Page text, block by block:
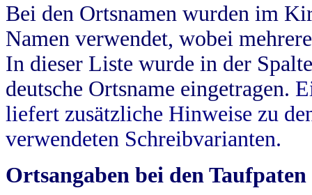
Bei den Ortsnamen wurden im
Namen verwendet, wobei
In dieser Liste wurde in der
deutsche Ortsname eingetragen.
liefert zusätzliche Hinweise zu
verwendeten Schreibvarianten.
Ortsangaben bei den Taufpaten